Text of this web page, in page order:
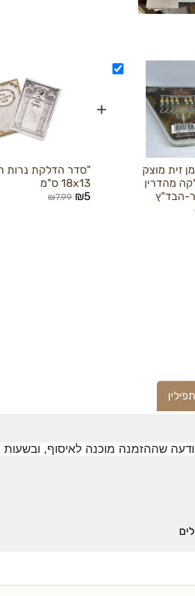
זית מוצק
מהדרין
הבד"ץ
+
"סדר הדלקת נרות
18x13 ס"מ
₪7.99 ₪5